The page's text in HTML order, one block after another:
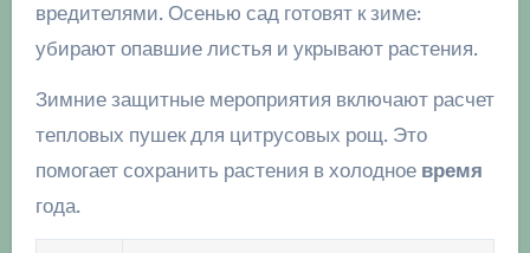
вредителями. Осенью сад готовят к зиме:
убирают опавшие листья и укрывают растения.
Зимние защитные мероприятия включают расчет
тепловых пушек для цитрусовых рощ. Это
помогает сохранить растения в холодное время
года.